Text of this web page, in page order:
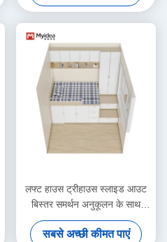
लफ्ट हाउस ट्रीहाउस स्लाइड आउट
बिस्तर समर्थन अनुकूलन के साथ
अपना स्वयं का बंक बिस्तर बनाएं
सबसे अच्छी कीमत पाएं